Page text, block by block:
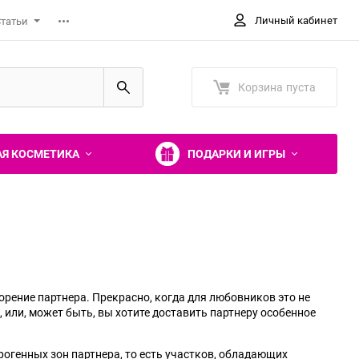
Личный кабинет
Корзина пуста
Насадки на пальцы
Наборы колец и насадок
Тренажеры интимных
мышц
Игровые костюмы
Перчатки
Чокеры
Эротические маски
Релакс-средства
Шампуни, гели для душа
КОСМЕТИКА ПОДАРКИ И ИГРЫ
партнера. Прекрасно, когда для любовников это не
может быть, вы хотите доставить партнеру особенное
зон партнера, то есть участков, обладающих